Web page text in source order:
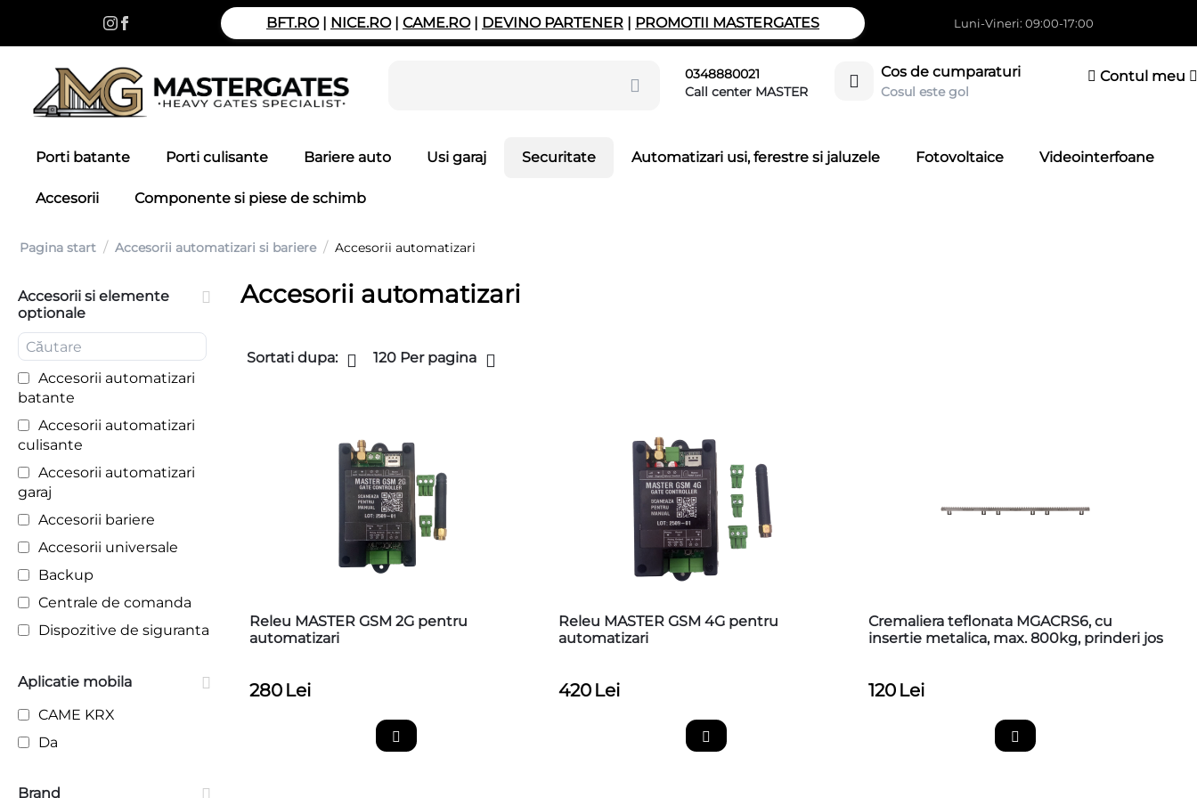
BFT.RO| NICE.RO| CAME.RO| DEVINO PARTENER | PROMOTII MASTERGATES Luni-Vineri: 09:00-17:00
0348880021
Call center MASTER
Cos de cumparaturi
Cosul este gol
Contul meu
Porti batante Porti culisante Bariere auto Usi garaj Securitate Automatizari usi, ferestre si jaluzele Fotovoltaice Videointerfoane
Accesorii Componente si piese de schimb
Pagina start / Accesorii automatizari si bariere / Accesorii automatizari
Accesorii si elemente
optionale
Accesorii automatizari
batante
Accesorii automatizari
culisante
Accesorii automatizari
garaj
Accesorii bariere
Accesorii universale
Backup
Centrale de comanda
Dispozitive de siguranta
Electronice diverse
Interfete de programare
Telecomenzi /
Wireless
Aplicatie mobila
CAME KRX
Da
Brand
Accesorii automatizari
Sortati dupa: 120 Per pagina
Releu MASTER GSM 2G pentru
automatizari
280 Lei
Releu MASTER GSM 4G pentru
automatizari
420 Lei
Cremaliera teflonata MGACRS6, cu
insertie metalica, max. 800kg, prinderi jos
120 Lei